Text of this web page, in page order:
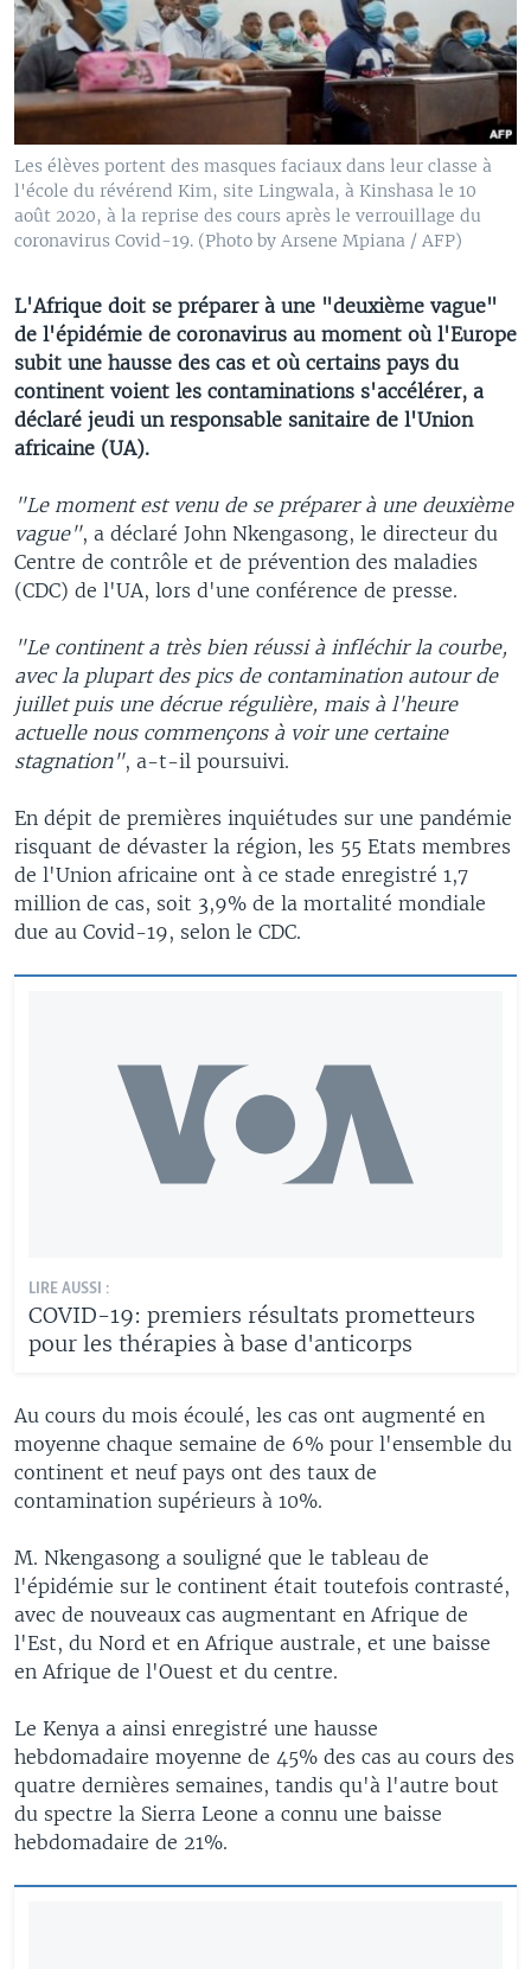
Les élèves portent des masques faciaux dans leur classe à
l'école du révérend Kim, site Lingwala, à Kinshasa le 10
août 2020, à la reprise des cours après le verrouillage du
coronavirus Covid-19. (Photo by Arsene Mpiana / AFP)
L'Afrique doit se préparer à une "deuxième vague"
de l'épidémie de coronavirus au moment où l'Europe
subit une hausse des cas et où certains pays du
continent voient les contaminations s'accélérer, a
déclaré jeudi un responsable sanitaire de l'Union
africaine (UA).
"Le moment est venu de se préparer à une deuxième
vague", a déclaré John Nkengasong, le directeur du
Centre de contrôle et de prévention des maladies
(CDC) de l'UA, lors d'une conférence de presse.
"Le continent a très bien réussi à infléchir la courbe,
avec la plupart des pics de contamination autour de
juillet puis une décrue régulière, mais à l'heure
actuelle nous commençons à voir une certaine
stagnation", a-t-il poursuivi.
En dépit de premières inquiétudes sur une pandémie
risquant de dévaster la région, les 55 Etats membres
de l'Union africaine ont à ce stade enregistré 1,7
million de cas, soit 3,9% de la mortalité mondiale
due au Covid-19, selon le CDC.
LIRE AUSSI :
COVID-19: premiers résultats prometteurs
pour les thérapies à base d'anticorps
Au cours du mois écoulé, les cas ont augmenté en
moyenne chaque semaine de 6% pour l'ensemble du
continent et neuf pays ont des taux de
contamination supérieurs à 10%.
M. Nkengasong a souligné que le tableau de
l'épidémie sur le continent était toutefois contrasté,
avec de nouveaux cas augmentant en Afrique de
l'Est, du Nord et en Afrique australe, et une baisse
en Afrique de l'Ouest et du centre.
Le Kenya a ainsi enregistré une hausse
hebdomadaire moyenne de 45% des cas au cours des
quatre dernières semaines, tandis qu'à l'autre bout
du spectre la Sierra Leone a connu une baisse
hebdomadaire de 21%.